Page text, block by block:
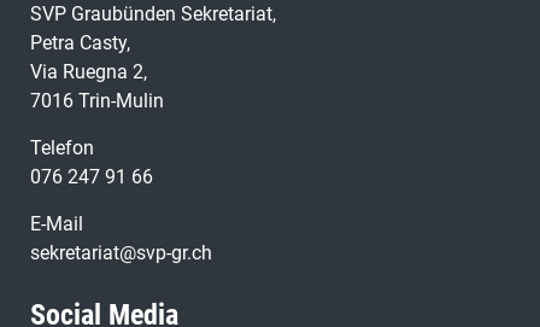
SVP Graubünden Sekretariat,
Petra Casty,
Via Ruegna 2,
7016 Trin-Mulin
Telefon
076 247 91 66
E-Mail
sekretariat@svp-gr.ch
Social Media